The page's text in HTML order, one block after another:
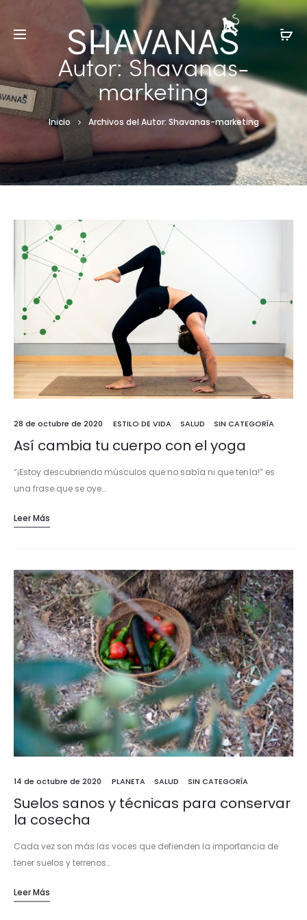
Autor:Shavanas-
marketing
Inicio Archivos del Autor: Shavanas-marketing
28 de octubre de 2020 ESTILO DE VIDA SALUD SIN CATEGORÍA
Así cambia tu cuerpo con el yoga
“¡Estoy descubriendo músculos que no sabía ni que tenía!” es
una frase que se oye…
Leer Más
14 de octubre de 2020 PLANETA SALUD SIN CATEGORÍA
Suelos sanos y técnicas para conservar
la cosecha
Cada vez son más las voces que defienden la importancia de
tener suelos y terrenos…
Leer Más